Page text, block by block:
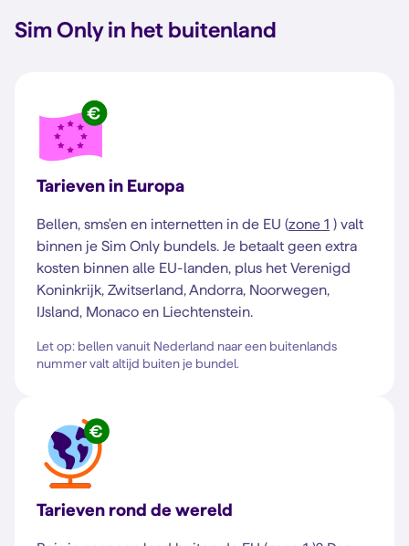
Sim Only in het buitenland
Tarieven in Europa
Bellen, sms'en en internetten in de EU (zone 1 ) valt
binnen je Sim Only bundels. Je betaalt geen extra
kosten binnen alle EU-landen, plus het Verenigd
Koninkrijk, Zwitserland, Andorra, Noorwegen,
IJsland, Monaco en Liechtenstein.
Let op: bellen vanuit Nederland naar een buitenlands
nummer valt altijd buiten je bundel.
Tarieven rond de wereld